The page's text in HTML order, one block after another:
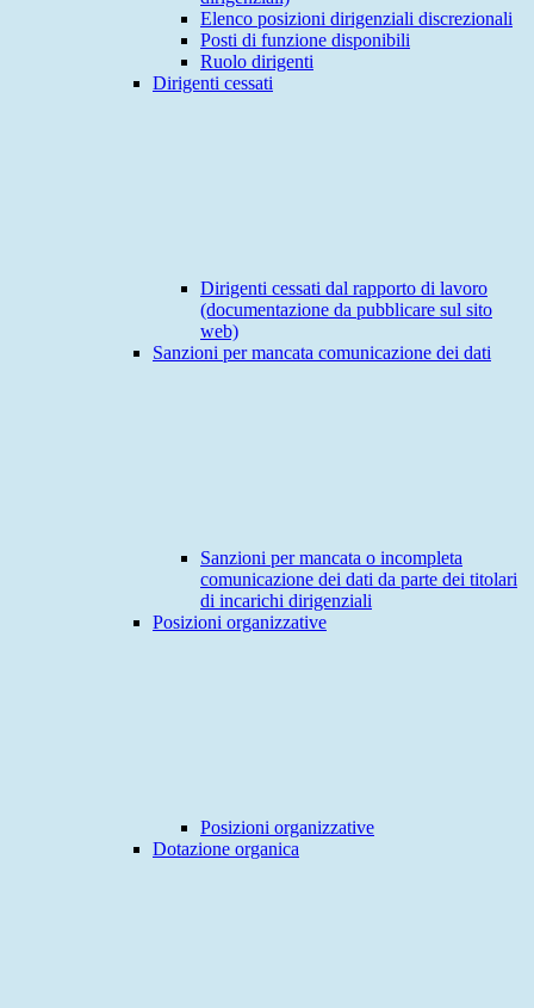
Elenco posizioni dirigenziali discrezionali
Posti di funzione disponibili
Ruolo dirigenti
Dirigenti cessati
Dirigenti cessati dal rapporto di lavoro
(documentazione da pubblicare sul sito
web)
Sanzioni per mancata comunicazione dei dati
Sanzioni per mancata o incompleta
comunicazione dei dati da parte dei titolari
di incarichi dirigenziali
Posizioni organizzative
Posizioni organizzative
Dotazione organica